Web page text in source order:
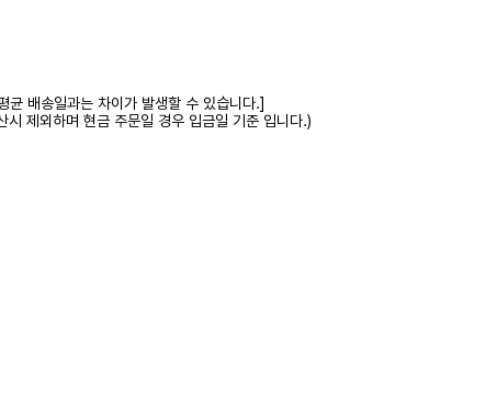
배송일과는 차이가 발생할 수 있습니다.]
제외하며 현금 주문일 경우 입금일 기준 입니다.)